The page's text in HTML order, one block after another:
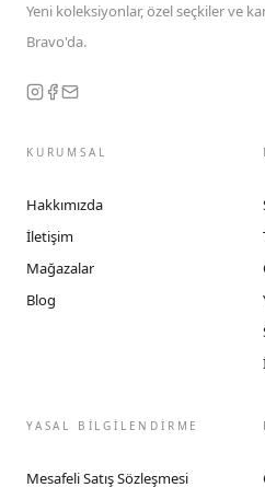
Yeni koleksiyonlar, özel seçkiler ve
Bravo'da.
KURUMSAL
Hakkımızda
İletişim
Mağazalar
Blog
YASAL BİLGİLENDİRME
Mesafeli Satış Sözleşmesi